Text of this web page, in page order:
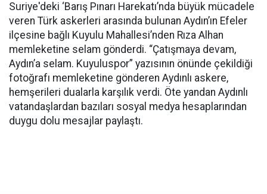
Suriye'deki ‘Barış Pınarı Harekatı’nda büyük mücadele
veren Türk askerleri arasında bulunan Aydın’ın Efeler
ilçesine bağlı Kuyulu Mahallesi’nden Rıza Alhan
memleketine selam gönderdi. “Çatışmaya devam,
Aydın’a selam. Kuyuluspor” yazısının önünde çekildiği
fotoğrafı memleketine gönderen Aydınlı askere,
hemşerileri dualarla karşılık verdi. Öte yandan Aydınlı
vatandaşlardan bazıları sosyal medya hesaplarından
duygu dolu mesajlar paylaştı.